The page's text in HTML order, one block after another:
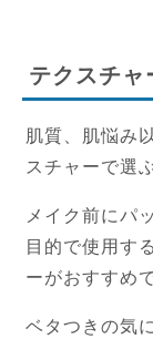
テクスチャ
肌質、肌悩み
スチャーで選
メイク前にパ
目的で使用す
ーがおすすめで
ベタつきの気